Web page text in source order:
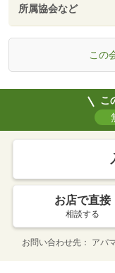
所属協会など
この
こ
お店で直接
相談する
お問い合わせ先 アパ